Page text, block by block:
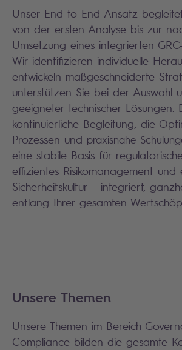
Unser End-to-End-Ansatz
von der ersten Analyse bis zur
Umsetzung eines integrierten
Wir identifizieren individuelle
entwickeln maßgeschneiderte
unterstützen Sie bei der Auswahl
geeigneter technischer Lösungen.
kontinuierliche Begleitung, die
Prozessen und praxisnahe
eine stabile Basis für
effizientes Risikomanagement
Sicherheitskultur – integriert,
entlang Ihrer gesamten
Unsere Themen
Unsere Themen im Bereich
Compliance bilden die gesamte